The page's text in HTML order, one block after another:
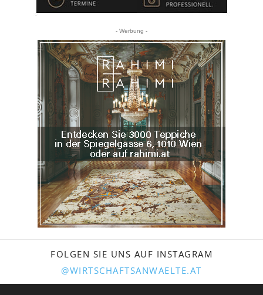
- Werbung -
FOLGEN SIE UNS AUF INSTAGRAM
@WIRTSCHAFTSANWAELTE.AT